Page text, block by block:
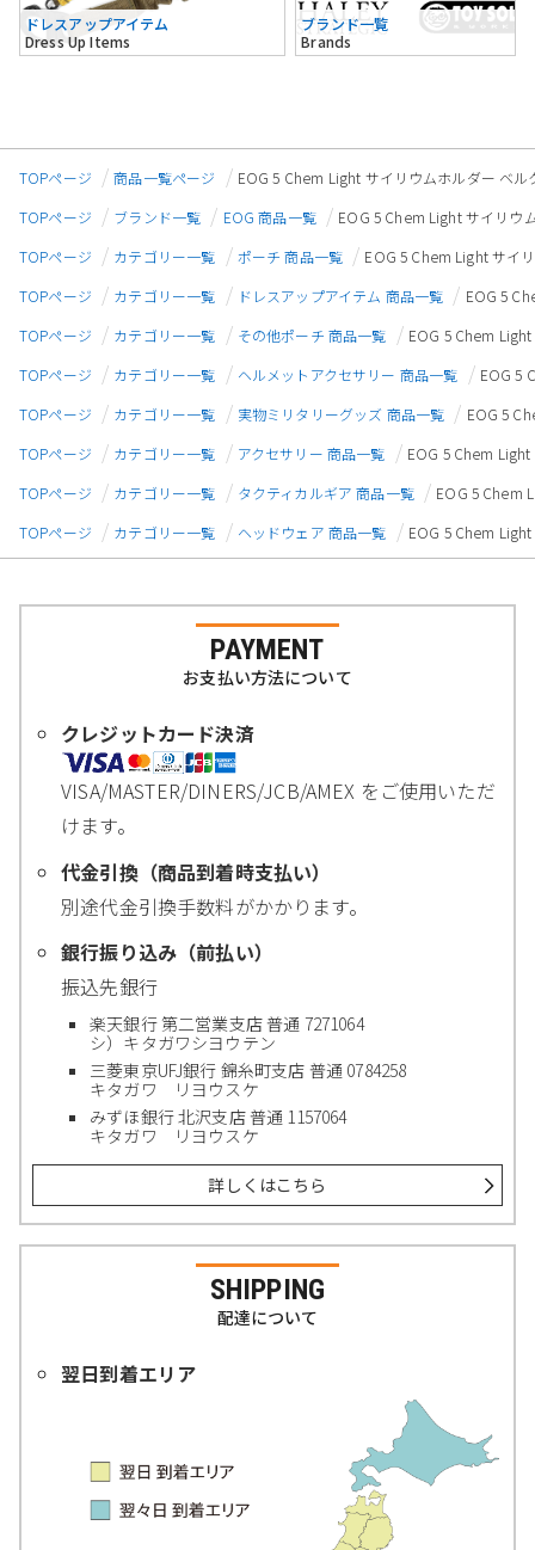
ドレスアップアイテム
Dress Up Items
ブランド一覧
Brands
TOPページ 商品一覧ページ
EOG 5 Chem Light サイリウムホルダー ベ
TOPページ
ブランド一覧 EOG 商品一覧
EOG 5 Chem Light サイリウ
TOPページ
カテゴリー一覧 ポーチ 商品一覧
EOG 5 Chem Light サイ
TOPページ
カテゴリー一覧 ドレスアップアイテム 商品一覧
EOG 5
TOPページ
カテゴリー一覧 その他ポーチ 商品一覧
EOG 5 Chem
TOPページ
カテゴリー一覧 ヘルメットアクセサリー 商品一覧
EOG 5
TOPページ
カテゴリー一覧 実物ミリタリーグッズ 商品一覧
EOG 5
TOPページ
カテゴリー一覧 アクセサリー 商品一覧
EOG 5 Chem
TOPページ
カテゴリー一覧 タクティカルギア 商品一覧
EOG 5 Chem
TOPページ
カテゴリー一覧 ヘッドウェア 商品一覧 EOG 5 Chem
PAYMENT
お支払い方法について
クレジットカード決済
VISA/MASTER/DINERS/JCB/AMEX をご使用いただ
けます。
代金引換（商品到着時支払い）
別途代金引換手数料がかかります。
銀行振り込み（前払い）
振込先銀行
楽天銀行 第二営業支店 普通 7271064
シ）キタガワシヨウテン
三菱東京UFJ銀行 錦糸町支店 普通 0784258
キタガワ リヨウスケ
みずほ銀行 北沢支店 普通 1157064
キタガワ リヨウスケ
詳しくはこちら
SHIPPING
配達について
翌日到着エリア